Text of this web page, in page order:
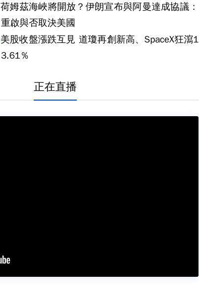
荷姆茲海峽將開放？伊朗宣布與阿曼達成協議：
重啟與否取決美國
美股收盤漲跌互見 道瓊再創新高、SpaceX狂瀉1
3.61％
正在直播